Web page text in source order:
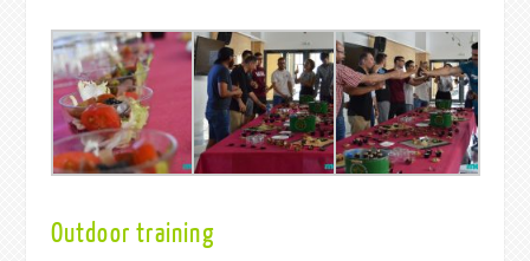
Outdoor training